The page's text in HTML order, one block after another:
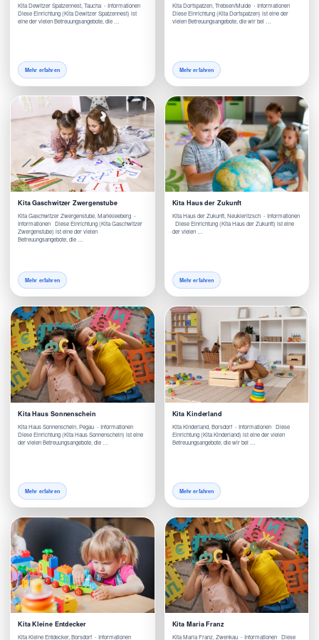
Kita Dewitzer Spatzennest, Taucha - Informationen
Diese Einrichtung (Kita Dewitzer Spatzennest) ist
eine der vielen Betreuungsangebote, die …
Mehr erfahren
Kita Dorfspatzen, Trebsen/Mulde - Informationen
Diese Einrichtung (Kita Dorfspatzen) ist eine der
vielen Betreuungsangebote, die wir bei …
Mehr erfahren
Kita Gaschwitzer Zwergenstube
Kita Gaschwitzer Zwergenstube, Markkleeberg -
Informationen Diese Einrichtung (Kita Gaschwitzer
Zwergenstube) ist eine der vielen
Betreuungsangebote, die …
Mehr erfahren
Kita Haus der Zukunft
Kita Haus der Zukunft, Neukieritzsch - Informationen
Diese Einrichtung (Kita Haus der Zukunft) ist eine
der vielen …
Mehr erfahren
Kita Haus Sonnenschein
Kita Haus Sonnenschein, Pegau - Informationen
Diese Einrichtung (Kita Haus Sonnenschein) ist eine
der vielen Betreuungsangebote, die …
Mehr erfahren
Kita Kinderland
Kita Kinderland, Borsdorf - Informationen Diese
Einrichtung (Kita Kinderland) ist eine der vielen
Betreuungsangebote, die wir bei …
Mehr erfahren
Kita Kleine Entdecker
Kita Kleine Entdecker, Borsdorf - Informationen
Kita Maria Franz
Kita Maria Franz, Zwenkau - Informationen Diese